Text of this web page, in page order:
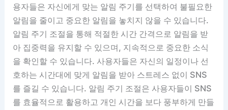
용자들은 자신에게 맞는 알림 주기를 선택하여 불필요한
알림을 줄이고 중요한 알림을 놓치지 않을 수 있습니다.
알림 주기 조절을 통해 적절한 시간 간격으로 알림을 받
아 집중력을 유지할 수 있으며, 지속적으로 중요한 소식
을 확인할 수 있습니다. 사용자들은 자신의 일정이나 선
호하는 시간대에 맞게 알림을 받아 스트레스 없이 SNS
를 즐길 수 있습니다. 알림 주기 조절은 사용자들이 SNS
를 효율적으로 활용하고 개인 시간을 보다 풍부하게 만들